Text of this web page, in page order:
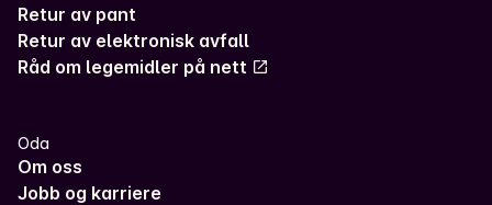
Retur av pant
Retur av elektronisk avfall
Råd om legemidler på nett
Oda
Om oss
Jobb og karriere